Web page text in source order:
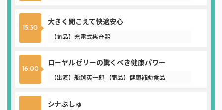
15:30
大きく聞こえて快適安心
【商品】充電式集音器
16:00
ローヤルゼリーの驚くべき健康パワー
【出演】船越英一郎 【商品】健康補助食品
シナぷしゅ